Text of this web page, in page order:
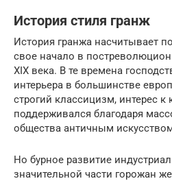
История стиля гранж
История гранжа насчитывает
свое начало в
XIX века. В те времена
интерьера в большинстве
строгий классицизм, интерес к
поддерживался благодаря
общества античным
Но бурное развитие
значительной части горожан